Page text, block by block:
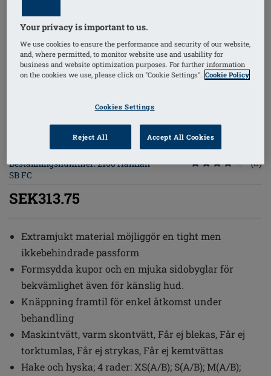
1/ 6
Beställningsnummer: 2160 Hannah
SB FC
(8)
SEK313.75
Extramjukt material möjliggör en tight men
ikkebehindrade passform
Formsydda kupor och en mjuka sidobyglar för
bekvämlighet även för känslig hud.
Knäppning framtil för enkel åtkomst under
behandling
Maskintvätt, varm skontvätt, Får ej blekas, Får ej
torktumlas, Får ej strykas, Får ej kemtvättas
Hake och hyska; 4 rader: XS(A/B); S(A/B); M(A/B);
Your privacy is important to us.
We use cookies to ensure the performance and security of our website,
and, where permitted, to monitor website use and usability for
business and website optimization purposes. For further information
on the cookies we use, please click on "Cookie Settings". Cookie Policy
Cookies Settings
Reject All Accept All Cookies